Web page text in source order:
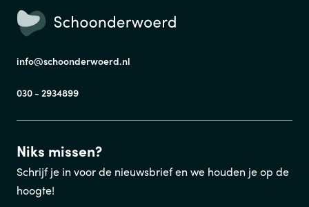
info@schoonderwoerd.nl
030 - 2934899
Niks missen?
Schrijf je in voor de nieuwsbrief en we houden je op de
hoogte!